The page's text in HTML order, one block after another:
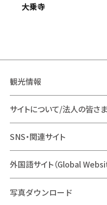
大乗寺
観光情報
サイトについて/法人の皆さ
SNS・関連サイト
外国語サイト（Global
写真ダウンロード